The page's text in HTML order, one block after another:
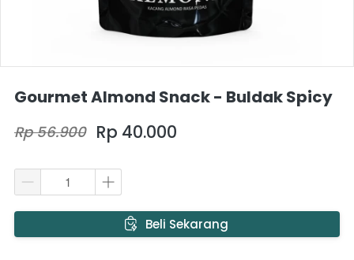
Gourmet Almond Snack - Buldak Spicy
Rp 56.900 Rp 40.000
` Beli Sekarang